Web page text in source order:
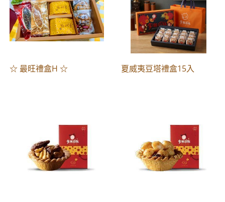
☆ 最旺禮盒H ☆ 夏威夷豆塔禮盒15入